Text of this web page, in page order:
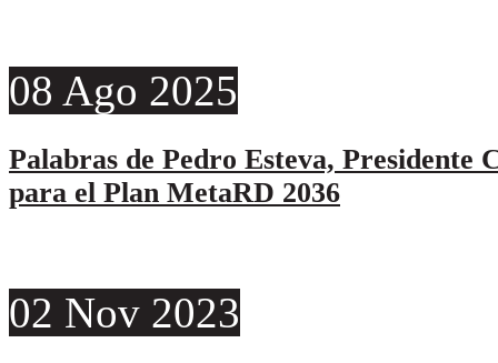
08 Ago 2025
Palabras de Pedro Esteva, Presidente
para el Plan MetaRD 2036
02 Nov 2023